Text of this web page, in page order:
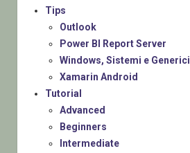
Tips
Outlook
Power BI Report Server
Windows, Sistemi e Generici
Xamarin Android
Tutorial
Advanced
Beginners
Intermediate